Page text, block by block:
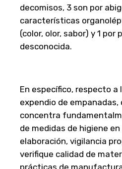
decomisos, 3 son por
características
(color, olor, sabor) y 1 por
desconocida.
En específico, respecto a
expendio de empanadas,
concentra
de medidas de higiene
elaboración, vigilancia
verifique calidad de
prácticas de